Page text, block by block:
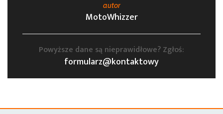
autor
MotoWhizzer
Powyższe dane są nieprawidłowe? Zgłoś:
formularz@kontaktowy